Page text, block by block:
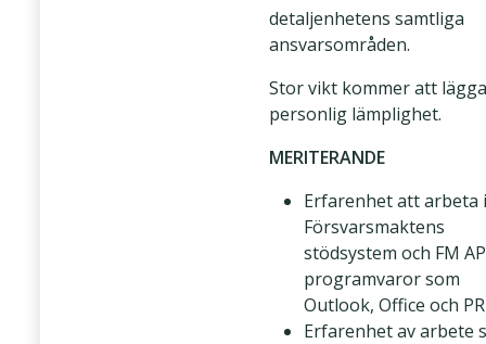
detaljenhetens samtliga
ansvarsområden.
Stor vikt kommer att
personlig lämplighet.
MERITERANDE
Erfarenhet att arbeta i
Försvarsmaktens
stödsystem och FM
programvaror som
Outlook, Office och
Erfarenhet av arbete